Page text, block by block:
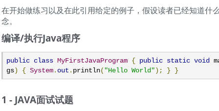
在开始做练习以及在此引用给定的例子，假设读者已经知道什
念。
编译/执行Java程序
public class MyFirstJavaProgram { public static void
gs) { System. out . println( "Hello World"); } }
1 - JAVA面试试题